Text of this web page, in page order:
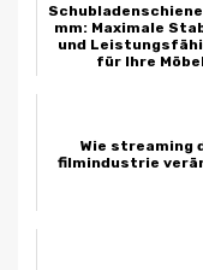
mm: Maximale
und
für Ihre
Wie streaming
filmindustrie